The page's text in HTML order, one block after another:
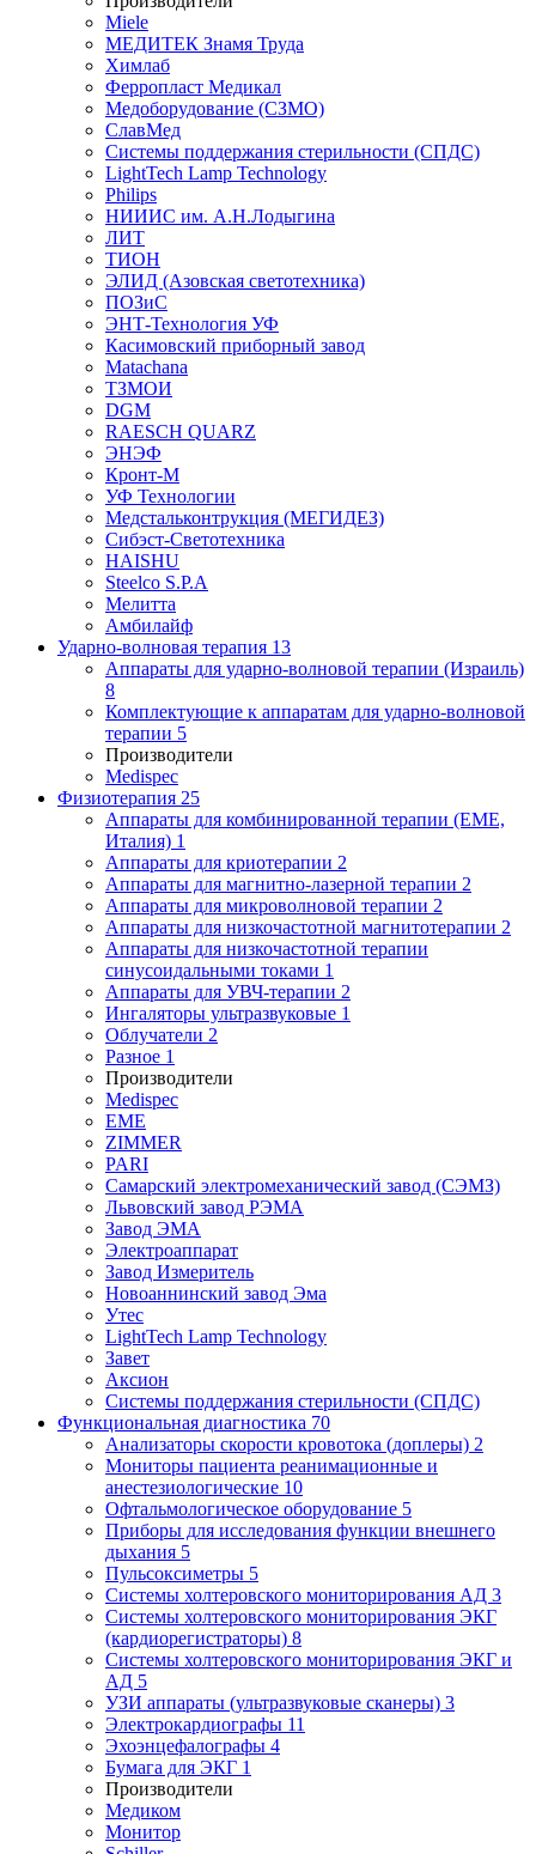
Miele
МЕДИТЕК Знамя Труда
Химлаб
Ферропласт Медикал
Медоборудование (СЗМО)
СлавМед
Системы поддержания стерильности (СПДС)
LightTech Lamp Technology
Philips
НИИИС им. А.Н.Лодыгина
ЛИТ
ТИОН
ЭЛИД (Азовская светотехника)
ПОЗиС
ЭНТ-Технология УФ
Касимовский приборный завод
Matachana
ТЗМОИ
DGM
RAESCH QUARZ
ЭНЭФ
Кронт-М
УФ Технологии
Медстальконтрукция (МЕГИДЕЗ)
Сибэст-Светотехника
HAISHU
Steelco S.P.A
Мелитта
Амбилайф
Ударно-волновая терапия 13
Аппараты для ударно-волновой терапии (Израиль)
8
Комплектующие к аппаратам для ударно-волновой
терапии 5
Производители
Medispec
Физиотерапия 25
Аппараты для комбинированной терапии (EME,
Италия) 1
Аппараты для криотерапии 2
Аппараты для магнитно-лазерной терапии 2
Аппараты для микроволновой терапии 2
Аппараты для низкочастотной магнитотерапии 2
Аппараты для низкочастотной терапии
синусоидальными токами 1
Аппараты для УВЧ-терапии 2
Ингаляторы ультразвуковые 1
Облучатели 2
Разное 1
Производители
Medispec
EME
ZIMMER
PARI
Самарский электромеханический завод (СЭМЗ)
Львовский завод РЭМА
Завод ЭМА
Электроаппарат
Завод Измеритель
Новоаннинский завод Эма
Утес
LightTech Lamp Technology
Завет
Аксион
Системы поддержания стерильности (СПДС)
Функциональная диагностика 70
Анализаторы скорости кровотока (доплеры) 2
Мониторы пациента реанимационные и
анестезиологические 10
Офтальмологическое оборудование 5
Приборы для исследования функции внешнего
дыхания 5
Пульсоксиметры 5
Системы холтеровского мониторирования АД 3
Системы холтеровского мониторирования ЭКГ
(кардиорегистраторы) 8
Системы холтеровского мониторирования ЭКГ и
АД 5
УЗИ аппараты (ультразвуковые сканеры) 3
Электрокардиографы 11
Эхоэнцефалографы 4
Бумага для ЭКГ 1
Производители
Медиком
Монитор